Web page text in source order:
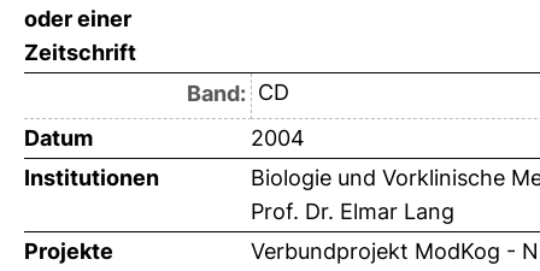
oder einer
Zeitschrift
Band: CD
Datum
2004
Institutionen
Biologie und Vorklinische
Prof. Dr. Elmar Lang
Projekte
Verbundprojekt ModKog -